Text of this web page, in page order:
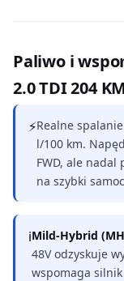
Paliwo i
2.0 TDI 204
⚡Realne
l/100 km.
FWD, ale
na szybki
ℹMild-Hybrid
48V odzyskuje
wspomaga